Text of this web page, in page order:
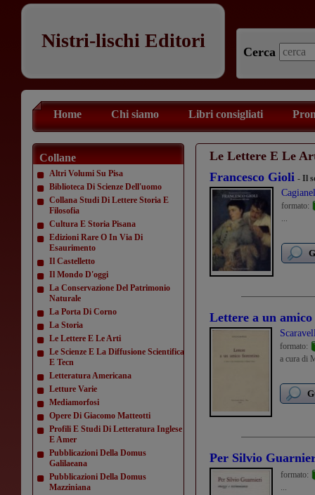
Nistri-lischi Editori
Cerca
Home Chi siamo Libri consigliati
Collane
Altri Volumi Su Pisa
Biblioteca Di Scienze Dell'uomo
Collana Studi Di Lettere Storia E
Filosofia
Cultura E Storia Pisana
Edizioni Rare O In Via Di
Esaurimento
Il Castelletto
Il Mondo D'oggi
La Conservazione Del Patrimonio
Naturale
La Porta Di Corno
La Storia
Le Lettere E Le Arti
Le Scienze E La Diffusione Scientifica
E Tecn
Letteratura Americana
Letture Varie
Mediamorfosi
Opere Di Giacomo Matteotti
Profili E Studi Di Letteratura Inglese
E Amer
Pubblicazioni Della Domus
Galilaeana
Pubblicazioni Della Domus
Mazziniana
Le Lettere E Le
Francesco Gioli - Il
formato:
...
Lettere a un
formato:
a cura di
Per Silvio
formato:
...